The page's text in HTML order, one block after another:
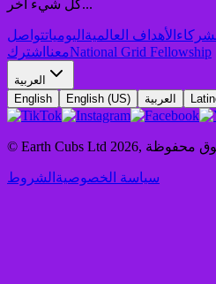
كل شيء آخر...
الأهداف العالمية اليومياتتواصل
معنا اشترك National Grid Fellowship
العربية
English
English (US) العربية
© Earth Cubs Ltd 2026, محفوظة
سياسة الخصوصية الشروط